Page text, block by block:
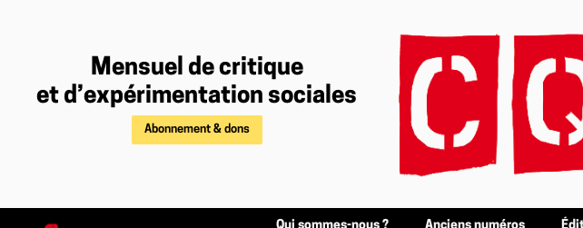
Mensuel de critique
et d’expérimentation sociales
Abonnement & dons